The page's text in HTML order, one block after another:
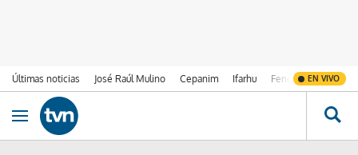
Últimas noticias José Raúl Mulino Cepanim Ifarhu Fenómeno de El
EN VIVO
Ir al contenido
Obrir navegació